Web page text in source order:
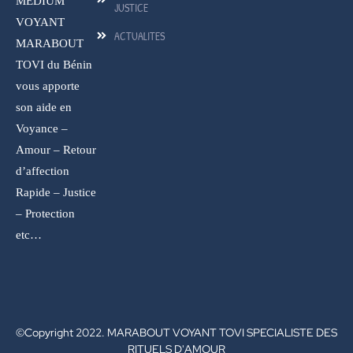
VOYANT
MARABOUT
TOVI du Bénin
vous apporte
son aide en
Voyance –
Amour – Retour
d’affection
Rapide – Justice
– Protection
etc…
JUSTICE
ACTUALITES
©Copyright 2022. MARABOUT VOYANT TOVI SPECIALISTE DES
RITUELS D'AMOUR